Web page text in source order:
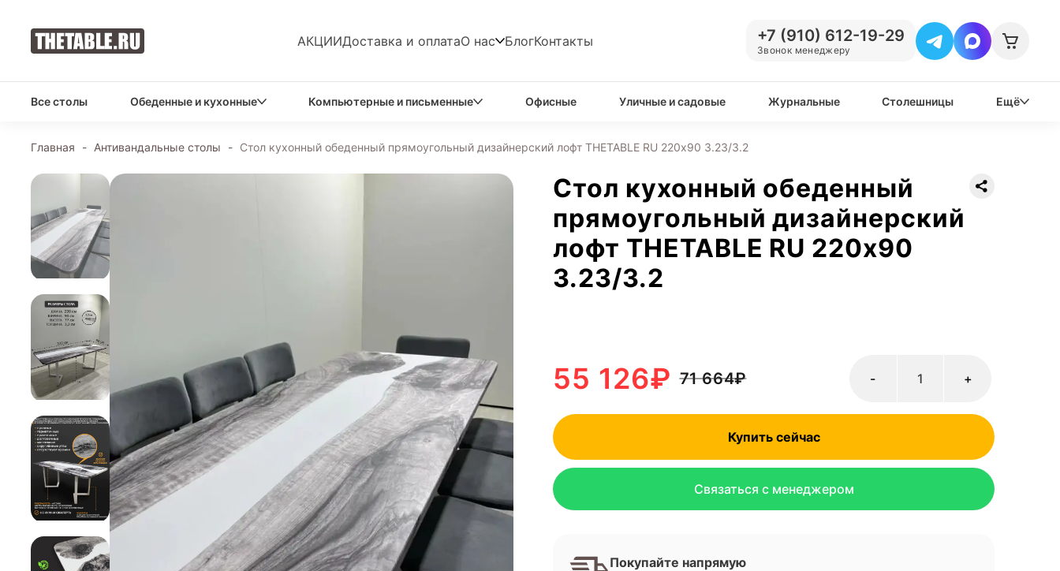
АКЦИИДоставка и оплатаО нас БлогКонтакты +7 (910) 612-19-29
Звонок менеджеру
Все столы Обеденные и кухонные Компьютерные и письменные Офисные Уличные и садовые Журнальные Столешницы Ещё
Главная - Антивандальные столы - Стол кухонный обеденный прямоугольный дизайнерский лофт THETABLE RU 220х90 3.23/3.2
Стол кухонный обеденный
прямоугольный дизайнерский
лофт THETABLE RU 220х90
3.23/3.2
71 664₽
55 126₽ +
-
Купить сейчас
Связаться с менеджером
Покупайте напрямую